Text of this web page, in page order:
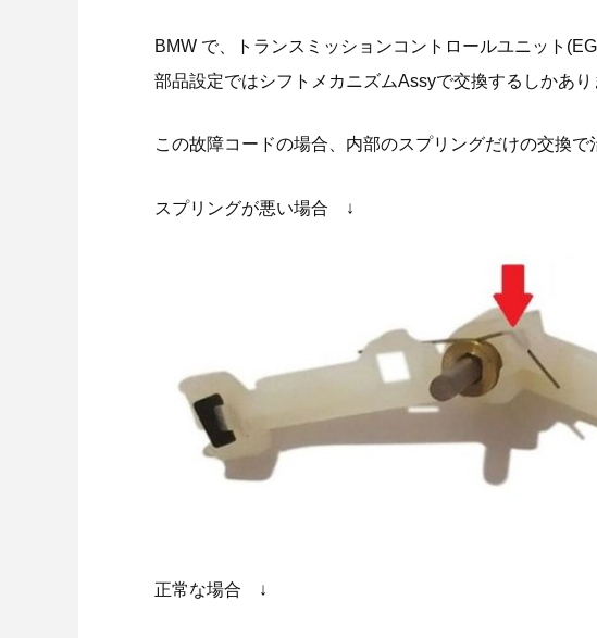
BMW で、トランスミッションコントロールユニット
部品設定ではシフトメカニズムAssyで交換するしかあり
この故障コードの場合、内部のスプリングだけの交換で
スプリングが悪い場合 ↓
正常な場合 ↓